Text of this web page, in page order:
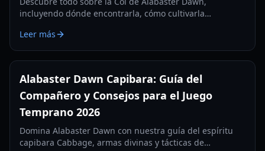
incluyendo dónde encontrarla, cómo cultivarla
Leer más
Alabaster Dawn Capibara: Guía del
Compañero y Consejos para el Juego
Temprano 2026
Domina Alabaster Dawn con nuestra guía del espíritu
capibara Cabbage, armas divinas y tácticas de